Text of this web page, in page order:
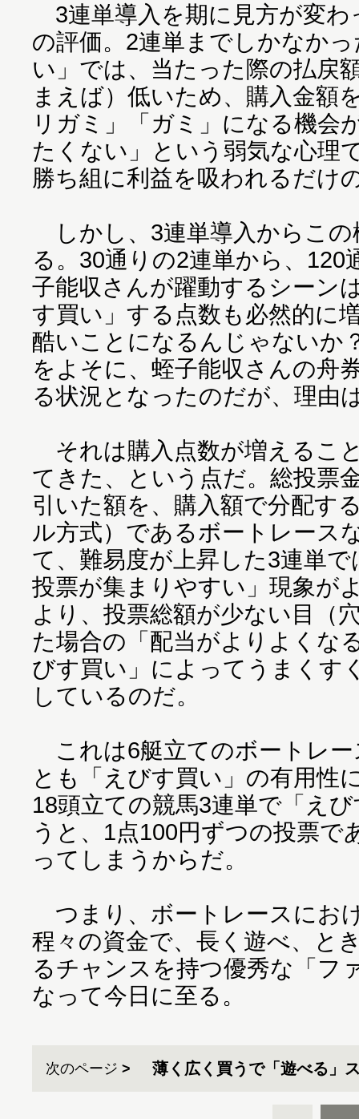
3連単導入を期に見方が変わ
の評価。2連単までしかなか
い」では、当たった際の払戻
まえば）低いため、購入金額
リガミ」「ガミ」になる機会
たくない」という弱気な心理
勝ち組に利益を吸われるだけ
しかし、3連単導入からこの
る。30通りの2連単から、120
子能収さんが躍動するシーン
す買い」する点数も必然的に
酷いことになるんじゃない
をよそに、蛭子能収さんの舟
る状況となったのだが、理由
それは購入点数が増えるこ
てきた、という点だ。総投票
引いた額を、購入額で分配す
ル方式）であるボートレース
て、難易度が上昇した3連単
投票が集まりやすい」現象が
より、投票総額が少ない目（
た場合の「配当がよりよくな
びす買い」によってうまくす
しているのだ。
これは6艇立てのボートレ
とも「えびす買い」の有用性
18頭立ての競馬3連単で「え
うと、1点100円ずつの投票で
ってしまうからだ。
つまり、ボートレースにお
程々の資金で、長く遊べ、と
るチャンスを持つ優秀な「フ
なって今日に至る。
次のページ 薄く広く買うで「遊べる」